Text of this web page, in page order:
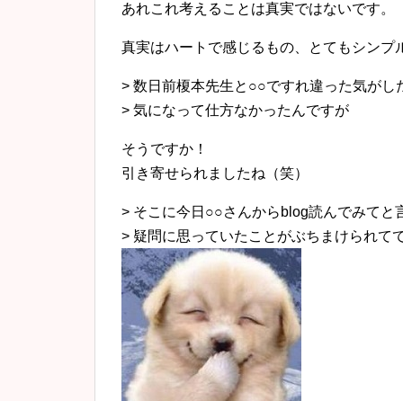
あれこれ考えることは真実ではないです。
真実はハートで感じるもの、とてもシンプ
> 数日前榎本先生と○○ですれ違った気がし
> 気になって仕方なかったんですが
そうですか！
引き寄せられましたね（笑）
> そこに今日○○さんからblog読んでみてと
> 疑問に思っていたことがぶちまけられて